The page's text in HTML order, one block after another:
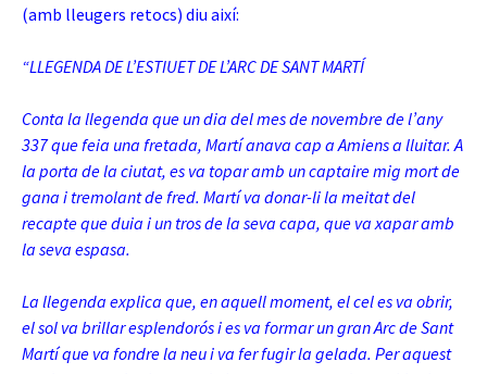
(amb lleugers retocs) diu així:
“LLEGENDA DE L’ESTIUET DE L’ARC DE SANT MARTÍ
Conta la llegenda que un dia del mes de novembre de l’any
337 que feia una fretada, Martí anava cap a Amiens a lluitar. A
la porta de la ciutat, es va topar amb un captaire mig mort de
gana i tremolant de fred. Martí va donar-li la meitat del
recapte que duia i un tros de la seva capa, que va xapar amb
la seva espasa.
La llegenda explica que, en aquell moment, el cel es va obrir,
el sol va brillar esplendorós i es va formar un gran Arc de Sant
Martí que va fondre la neu i va fer fugir la gelada. Per aquest